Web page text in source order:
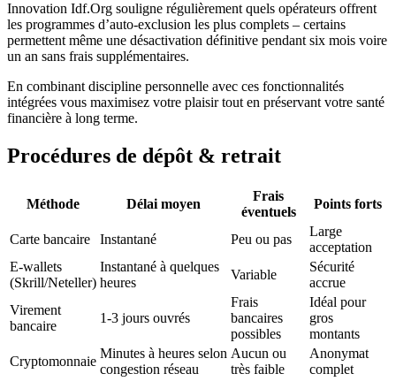
Innovation Idf.Org souligne régulièrement quels opérateurs offrent
les programmes d’auto‑exclusion les plus complets – certains
permettent même une désactivation définitive pendant six mois voire
un an sans frais supplémentaires.
En combinant discipline personnelle avec ces fonctionnalités
intégrées vous maximisez votre plaisir tout en préservant votre santé
financière à long terme.
Procédures de dépôt & retrait
Méthode Délai moyen
Frais
éventuels
Points forts
Carte bancaire Instantané Peu ou pas
Large
acceptation
E‑wallets
(Skrill/Neteller)
Instantané à quelques
heures
Variable
Sécurité
accrue
Virement
bancaire
1‑3 jours ouvrés
Frais
bancaires
possibles
Idéal pour
gros
montants
Cryptomonnaie
Minutes à heures selon
congestion réseau
Aucun ou
très faible
Anonymat
complet